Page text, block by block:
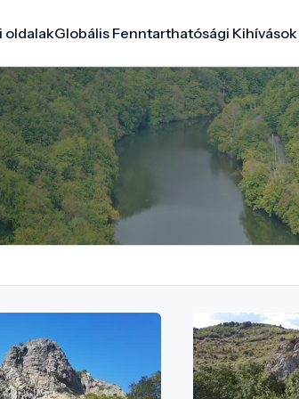
oldalakGlobális Fenntarthatósági